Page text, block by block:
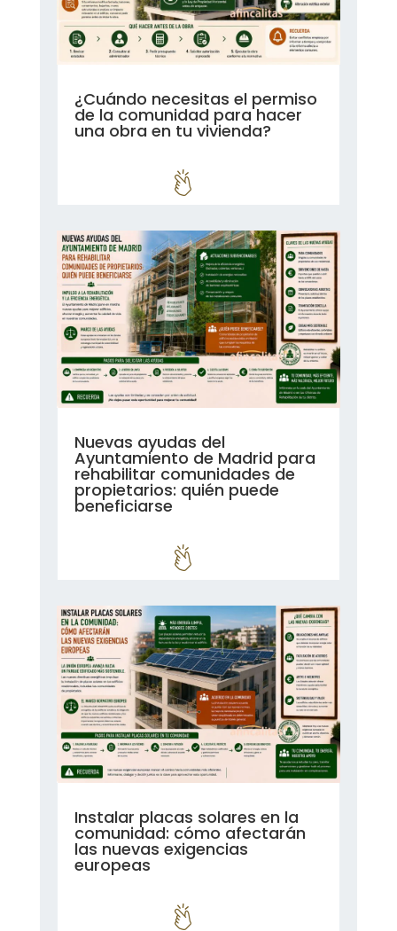
¿Cuándo necesitas el permiso
de la comunidad para hacer
una obra en tu vivienda?
Nuevas ayudas del
Ayuntamiento de Madrid para
rehabilitar comunidades de
propietarios: quién puede
beneficiarse
Instalar placas solares en la
comunidad: cómo afectarán
las nuevas exigencias
europeas